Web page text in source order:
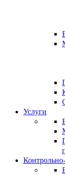
Услуги